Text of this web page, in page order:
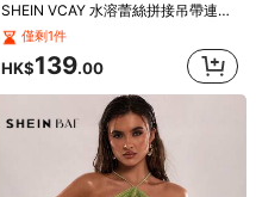
SHEIN VCAY 水溶蕾絲拼接吊帶連衣裙
僅剩1件
HK$139.00